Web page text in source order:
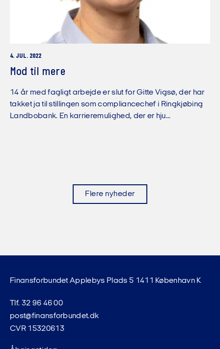
4. JUL. 2022
Mod til mere
14 år med fagligt arbejde er slut for Gitte Vigsø, der har
takket ja til stillingen som compliancechef i Ringkjøbing
Landbobank. En karrieremulighed, der er hju...
Flere nyheder
Finansforbundet Applebys Plads 5 1411 København K
Tlf. 32 96 46 00
post@finansforbundet.dk
CVR 15320613